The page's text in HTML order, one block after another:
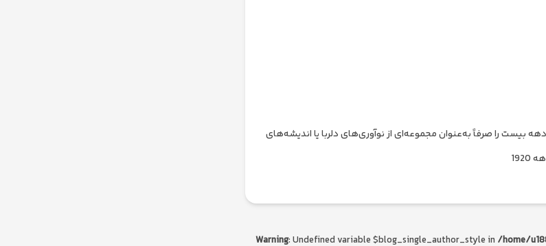
بیست را صرفاً به‌عنوان مجموعه‌ای از نوآوری‌های دلربا یا اندیشه‌های
Warning: Undefined variable $blog_single_author_style in /home/